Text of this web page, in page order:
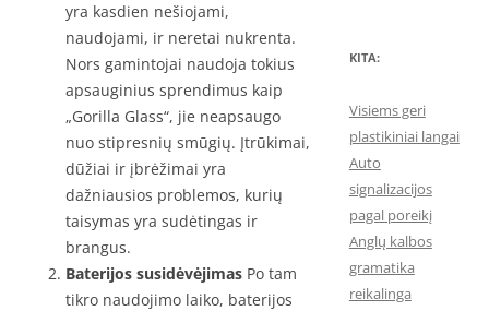
yra kasdien nešiojami,
naudojami, ir neretai nukrenta.
Nors gamintojai naudoja tokius
apsauginius sprendimus kaip
„Gorilla Glass“, jie neapsaugo
nuo stipresnių smūgių. Įtrūkimai,
dūžiai ir įbrėžimai yra
dažniausios problemos, kurių
taisymas yra sudėtingas ir
brangus.
Baterijos susidėvėjimas Po tam
tikro naudojimo laiko, baterijos
KITA:
Visiems geri
plastikiniai langai
Auto
signalizacijos
pagal poreikį
Anglų kalbos
gramatika
reikalinga